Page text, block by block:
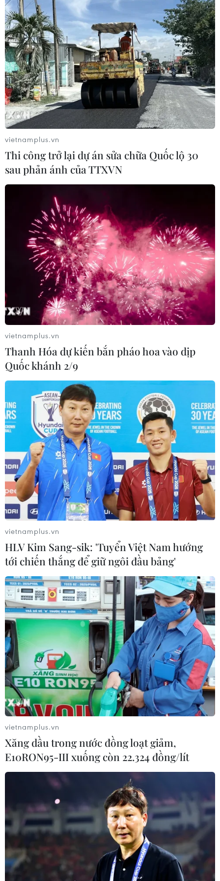
#cháy rừng #Nông trường 402
#chữa cháy
#rừng sản xuất
Cà Mau
Theo dõi VietnamPlus
TIN LIÊN QUAN
Bình Định ứng phó nguy cơ cháy rừng cấp
cực kỳ nguy hiểm
10/04/2024 22:05
Thời tiết khô hạn kéo dài nhiều ngày qua khiến cấp độ
cảnh báo cháy rừng toàn tỉnh là cấp V - cấp cực kỳ
nguy hiểm, nguy cơ xảy ra cháy lớn ở tất cả các loại
rừng, tốc độ lửa tràn rất nhanh.
Lâm Đồng: Chưa khống chế được đám
cháy rừng ở thành phố Bảo Lộc
09/04/2024 12:47
Chỉ tính riêng tháng 3/2024, trên địa bàn thành phố Bảo
Lộc, tỉnh Lâm Đồng xảy ra ít nhất 7 vụ cháy rừng trồng,
rừng tự nhiên nghèo kiệt và vườn cây của người dân
địa phương.
vietnamplus.vn
Thi công trở lại dự án sửa chữa Quốc lộ 30
sau phản ánh của TTXVN
vietnamplus.vn
Thanh Hóa dự kiến bắn pháo hoa vào dịp
Quốc khánh 2/9
vietnamplus.vn
HLV Kim Sang-sik: 'Tuyển Việt Nam hướng
tới chiến thắng để giữ ngôi đầu bảng'
vietnamplus.vn
Xăng dầu trong nước đồng loạt giảm,
E10RON95-III xuống còn 22.324 đồng/lít